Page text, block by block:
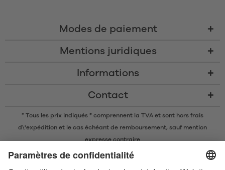
Modes de paiement
Mentions juridiques
Informations
Contact
* Tous les prix indiqués * comprennent la TVA et sont hors frais
d\'expédition et le cas échéant de remboursement, sauf mention
expresse contraire
* La marque nominative et les logos Bluetooth® sont des marques